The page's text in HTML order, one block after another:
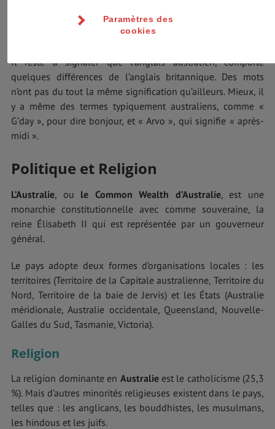
des dialectes différents selon les communautés. Le plus
répandu est le créole australien.
Il reste à signaler que l’anglais australien, comporte
quelques différences de l’anglais britannique. Des mots
n’ont pas du tout la même signification qu’ailleurs. Mieux, il
y a même des termes typiquement australiens, comme «
G’day », pour dire bonjour, et « Arvo », qui signifie « après-
midi ».
Politique et Religion
L’Australie, ou le Common Wealth d’Australie, est une
monarchie constitutionnelle avec comme souveraine, la
reine Élisabeth II qui est représentée par un gouverneur
général.
Le pays adopte deux formes d’organisations locales : les
territoires (Territoire de la Capitale australienne, Territoire du
Nord, Territoire de la baie de Jervis) et les États (Australie
méridionale, Australie occidentale, Queensland, Nouvelle-
Galles du Sud, Tasmanie, Victoria).
Religion
La religion dominante en Australieest le catholicisme (25,3
%). Mais d’autres minorités religieuses existent dans le pays,
telles que : les anglicans, les bouddhistes, les musulmans,
les hindous et les juifs.
Paramètres des
cookies